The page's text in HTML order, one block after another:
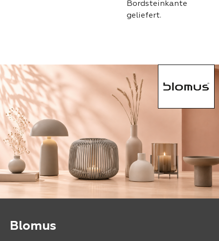
Bordsteinkante
geliefert.
Blomus